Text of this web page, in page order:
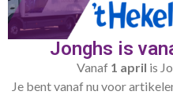
Toevoegen aan verlanglijst
Artikelnummer:660
Categorie:
Easy Up Partytenten
Jonghs is
Vanaf 1 april is
Je bent vanaf nu voor